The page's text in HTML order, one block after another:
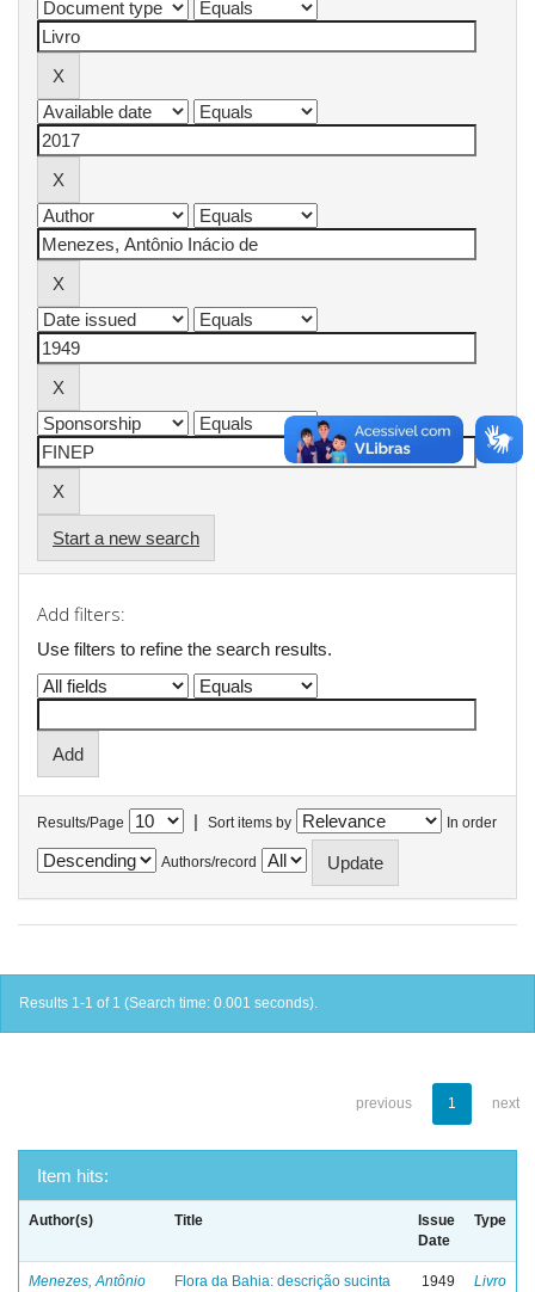
Start a new search
Add filters:
Use filters to refine the search results.
Results/Page | Sort items by In order
Authors/record
Results 1-1 of 1 (Search time: 0.001 seconds).
previous 1 next
Item hits:
Author(s) Title
Issue
Date
Type
Menezes, Antônio
Flora da Bahia: descrição sucinta
1949 Livro